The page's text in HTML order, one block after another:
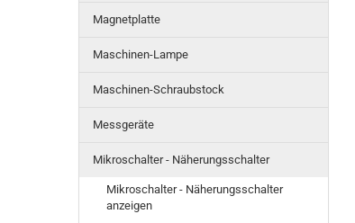
Magnetplatte
Maschinen-Lampe
Maschinen-Schraubstock
Messgeräte
Mikroschalter - Näherungsschalter
Mikroschalter - Näherungsschalter
anzeigen